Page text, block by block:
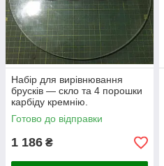
Набір для вирівнювання
брусків — скло та 4 порошки
карбіду кремнію.
Готово до відправки
1 186 ₴